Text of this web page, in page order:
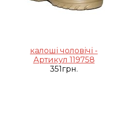
калоші чоловічі -
Артикул 119758
351грн.